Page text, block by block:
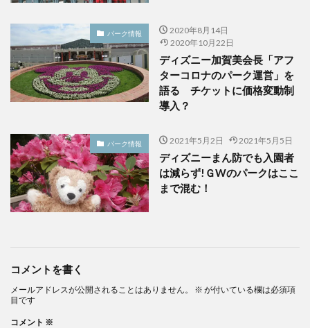
パーク情報
2020年8月14日
2020年10月22日
ディズニー加賀美会長「アフ
ターコロナのパーク運営」を
語る チケットに価格変動制
導入？
パーク情報 2021年5月2日 2021年5月5日
ディズニーまん防でも入園者
は減らず!ＧWのパークはここ
まで混む！
コメントを書く
メールアドレスが公開されることはありません。 ※ が付いている欄は必須項
目です
コメント ※